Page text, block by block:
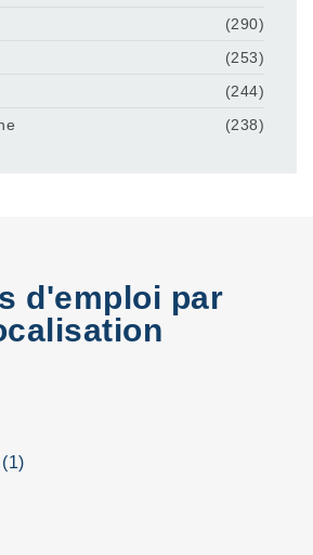
(290)
(253)
(244)
(238)
d'emploi par
(1)